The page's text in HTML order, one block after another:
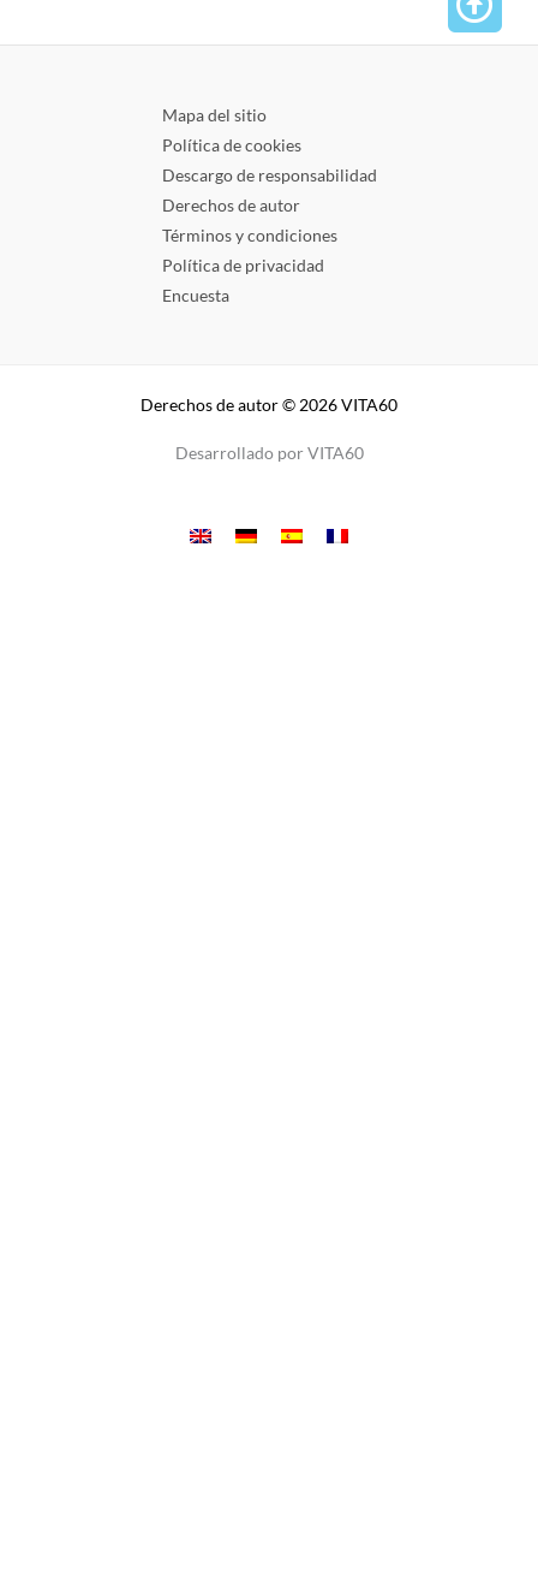
Mapa del sitio
Política de cookies
Descargo de responsabilidad
Derechos de autor
Términos y condiciones
Política de privacidad
Encuesta
Derechos de autor © 2026 VITA60
Desarrollado por VITA60